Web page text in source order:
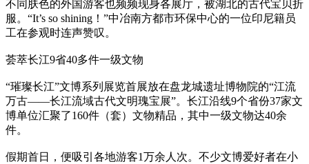
不同肤色的外国游客也频频现身各展厅，被湖北的古代宝贝折
服。“It’s so shining！”中冶南方都市环保中心的一位印尼籍员
工在参观时连声赞叹。
荟萃长江9省40多件一级文物
“璀璨长江”文博系列展览首展放在盘龙城遗址博物院的“江流
万古——长江流域古代文明瑰宝展”。长江沿线9个省份37家文
博单位汇聚了160件（套）文物精品，其中一级文物达40余
件。
假期首日，便吸引各地游客1万余人次。不少文博爱好者在小